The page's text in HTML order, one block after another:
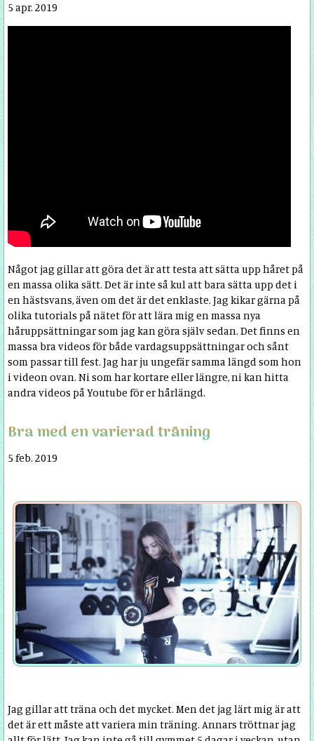
5 apr. 2019
Något jag gillar att göra det är att testa att sätta upp håret på
en massa olika sätt. Det är inte så kul att bara sätta upp det i
en hästsvans, även om det är det enklaste. Jag kikar gärna på
olika tutorials på nätet för att lära mig en massa nya
håruppsättningar som jag kan göra själv sedan. Det finns en
massa bra videos för både vardagsuppsättningar och sånt
som passar till fest. Jag har ju ungefär samma längd som hon
i videon ovan. Ni som har kortare eller längre, ni kan hitta
andra videos på Youtube för er hårlängd.
Bra med en varierad träning
5 feb. 2019
Jag gillar att träna och det mycket. Men det jag lärt mig är att
det är ett måste att variera min träning. Annars tröttnar jag